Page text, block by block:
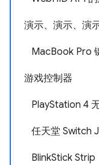
演示、演示、演
MacBook Pro
游戏控制器
PlayStation 4
任天堂 Switch
BlinkStick Strip